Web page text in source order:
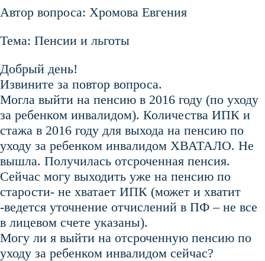
Автор вопроса: Хромова Евгения
Тема: Пенсии и льготы
Добрый день!
Извините за повтор вопроса.
Могла выйти на пенсию в 2016 году (по уходу
за ребенком инвалидом). Количества ИПК и
стажа в 2016 году для выхода на пенсию по
уходу за ребенком инвалидом ХВАТАЛО. Не
вышла. Получилась отсроченная пенсия.
Сейчас могу выходить уже на пенсию по
старости- не хватает ИПК (может и хватит
-ведется уточнение отчислений в ПФ – не все
в лицевом счете указаны).
Могу ли я выйти на отсроченную пенсию по
уходу за ребенком инвалидом сейчас?